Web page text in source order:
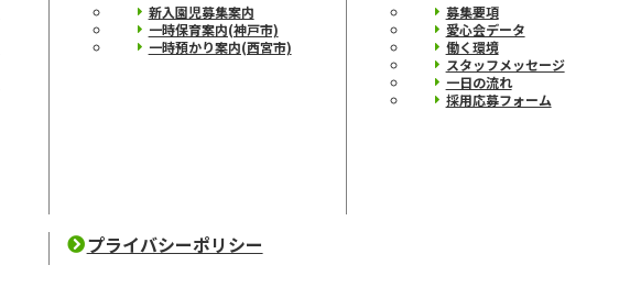
新入園児募集案内
一時保育案内(神戸市)
一時預かり案内(西宮市)
募集要項
愛心会データ
働く環境
スタッフメッセージ
一日の流れ
採用応募フォーム
プライバシーポリシー